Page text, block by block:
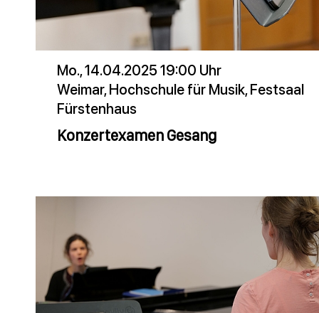
Mo., 14.04.2025 19:00 Uhr
Weimar, Hochschule für Musik, Festsaal
Fürstenhaus
Konzertexamen Gesang